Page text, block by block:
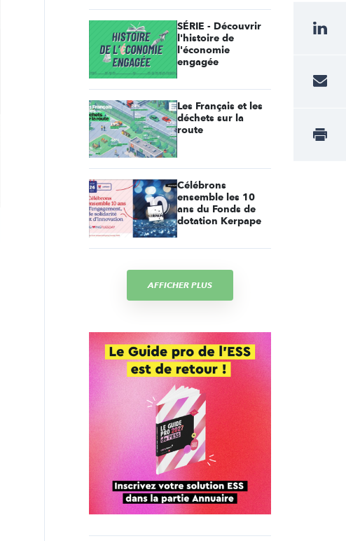
SÉRIE - Découvrir
l'histoire de
l'économie
engagée
Les Français et les
déchets sur la
route
Célébrons
ensemble les 10
ans du Fonds de
dotation Kerpape
AFFICHER PLUS